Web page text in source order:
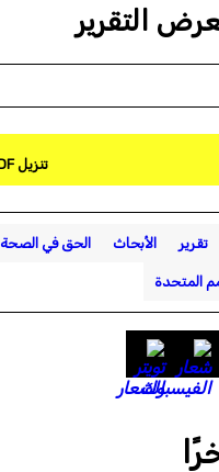
التقرير
تنزيل PDF
تقرير الأبحاث الحق في الصحة
المتحدة